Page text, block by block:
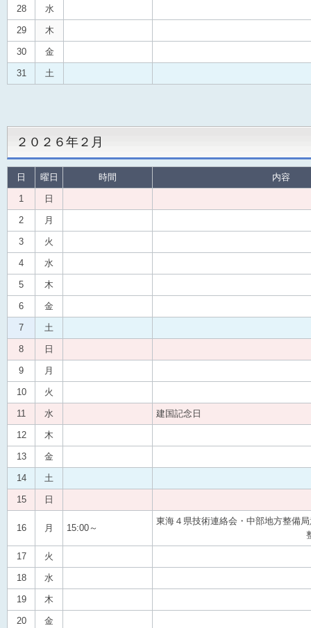
28 水
29 木
30 金
31 土
２０２６年２月
日 曜日 時間 内容
1 日
2 月
3 火
4 水
5 木
6 金
7 土
8 日
9 月
10 火
11 水 建国記念日
12 木
13 金
14 土
15 日
16 月 15:00～
東海４県技術連絡会・中部地方整備
整備局会
17 火
18 水
19 木
20 金